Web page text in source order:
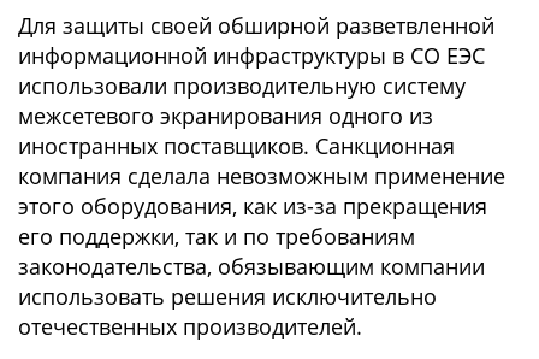
Для защиты своей обширной разветвленной
информационной инфраструктуры в CO ЕЭС
использовали производительную систему
межсетевого экранирования одного из
иностранных поставщиков. Санкционная
компания сделала невозможным применение
этого оборудования, как из-за прекращения
его поддержки, так и по требованиям
законодательства, обязывающим компании
использовать решения исключительно
отечественных производителей.